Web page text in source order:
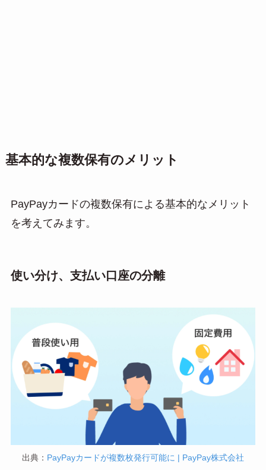
基本的な複数保有のメリット
PayPayカードの複数保有による基本的なメリット
を考えてみます。
使い分け、支払い口座の分離
出典： PayPayカードが複数枚発行可能に | PayPay株式会社